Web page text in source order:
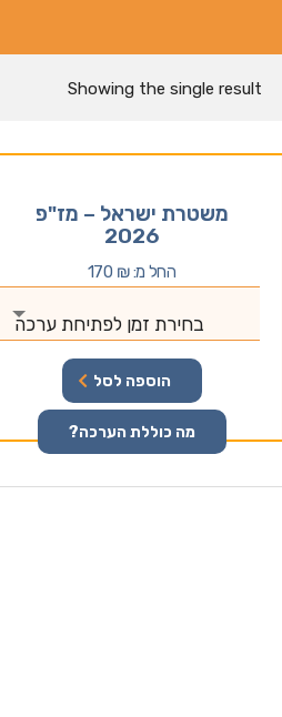
Showing the single result
משטרת ישראל – מז"פ
2026
החל מ: 170 ₪
בחירת זמן לפתיחת ערכה
הוספה לסל
מה כוללת הערכה?